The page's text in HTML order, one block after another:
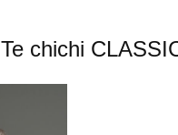
Te chichi